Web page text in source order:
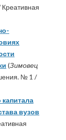
Креативная
(Зимовец
№ 1 /
вузов